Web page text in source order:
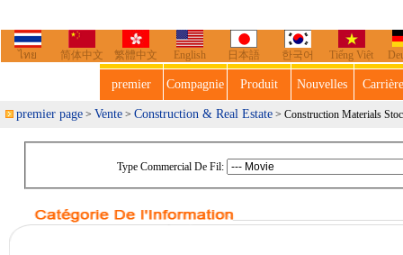
ไทย 简体中文 繁體中文 English 日本語 한국어 Tiếng Việt
premier Compagnie Produit Nouvelles
premier page > Vente > Construction & Real Estate > Construction Materials
Type Commercial De Fil: